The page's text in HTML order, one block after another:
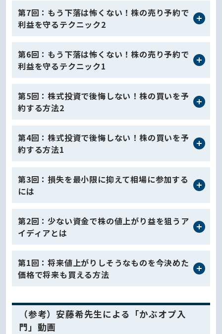
第7回：もう下落は怖くない！株の売り予約で
利益を守るテクニック2
第6回：もう下落は怖くない！株の売り予約で
利益を守るテクニック1
第5回：株式投資で後悔しない！株の買いを予
約する方法2
第4回：株式投資で後悔しない！株の買いを予
約する方法1
第3回：損失を最小限に抑えて相場に参加する
には
第2回：少ない資金で株の値上がり益を狙うア
イディアとは
第1回：将来値上がりしそうなものを今決めた
価格で将来も買える方法
（参考）安藤希先生による「かぶオプ入
門」動画